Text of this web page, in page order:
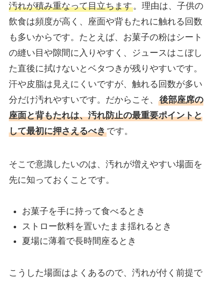
汚れが積み重なって目立ちます。理由は、子供の
飲食は頻度が高く、座面や背もたれに触れる回数
も多いからです。たとえば、お菓子の粉はシート
の縫い目や隙間に入りやすく、ジュースはこぼし
た直後に拭けないとベタつきが残りやすいです。
汗や皮脂は見えにくいですが、触れる回数が多い
分だけ汚れやすいです。だからこそ、 後部座席の
座面と背もたれは、汚れ防止の最重要ポイントと
して最初に押さえるべきです。
そこで意識したいのは、汚れが増えやすい場面を
先に知っておくことです。
お菓子を手に持って食べるとき
ストロー飲料を置いたまま揺れるとき
夏場に薄着で長時間座るとき
こうした場面はよくあるので、汚れが付く前提で